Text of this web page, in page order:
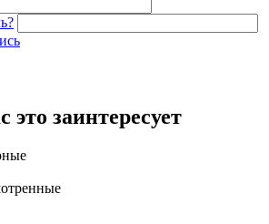
это заинтересует